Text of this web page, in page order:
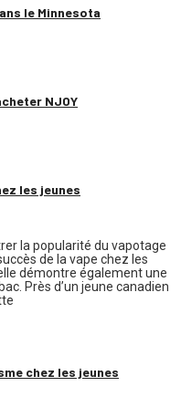
le Minnesota
NJOY
les jeunes
la popularité du vapotage
de la vape chez les
démontre également une
Près d’un jeune canadien
chez les jeunes